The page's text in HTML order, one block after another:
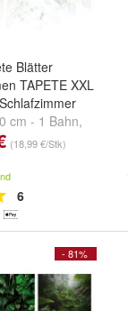
Blätter
TAPETE XXL
cm - 1 Bahn,
Bahn,
Bahnen
(18,99 €/Stk)
6
- 81%